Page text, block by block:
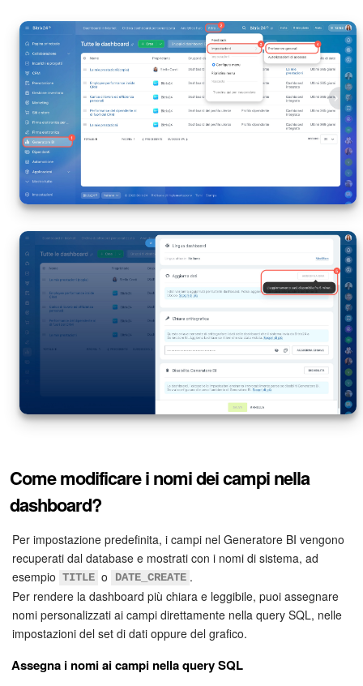
Come modificare i nomi dei campi nella
dashboard?
Per impostazione predefinita, i campi nel Generatore BI vengono
recuperati dal database e mostrati con i nomi di sistema, ad
esempio TITLE o DATE_CREATE .
Per rendere la dashboard più chiara e leggibile, puoi assegnare
nomi personalizzati ai campi direttamente nella query SQL, nelle
impostazioni del set di dati oppure del grafico.
Assegna i nomi ai campi nella query SQL